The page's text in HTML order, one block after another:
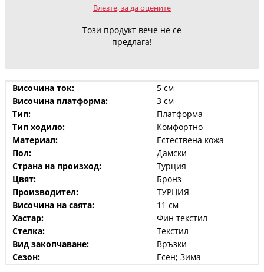
Влезте, за да оцените
Този продукт вече не се
предлага!
Височина ток:
5 см
Височина платформа:
3 см
Тип:
Платформа
Тип ходило:
Комфортно
Материал:
Естествена кожа
Пол:
Дамски
Страна на произход:
Турция
Цвят:
Бронз
Производител:
ТУРЦИЯ
Височина на саята:
11 см
Хастар:
Фин текстил
Стелка:
Текстил
Вид закопчаване:
Връзки
Сезон:
Есен; Зима